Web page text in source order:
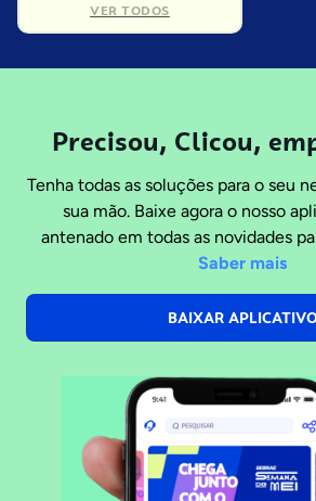
VER TODOS
Precisou, Clicou,
Tenha todas as soluções para o seu
sua mão. Baixe agora o nosso
antenado em todas as novidades
Saber mais
BAIXAR